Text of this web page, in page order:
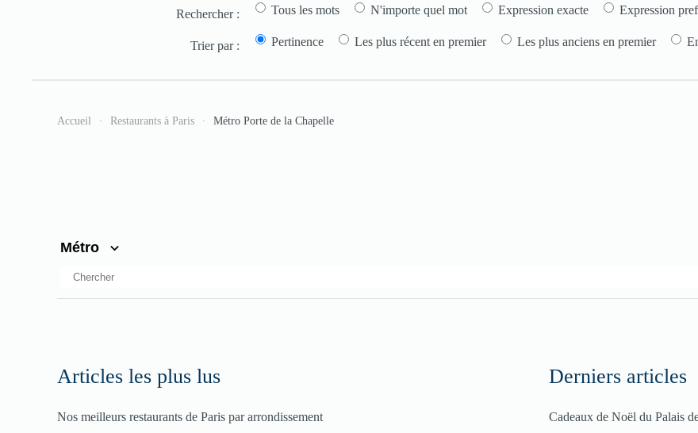
Rechercher : Tous les mots N'importe quel mot Expression exacte Expression
Trier par : Pertinence Les plus récent en premier Les plus anciens en premier
Accueil Restaurants à Paris Métro Porte de la Chapelle
Métro
Articles les plus lus
Nos meilleurs restaurants de Paris par arrondissement
Derniers articles
Cadeaux de Noël du Palais